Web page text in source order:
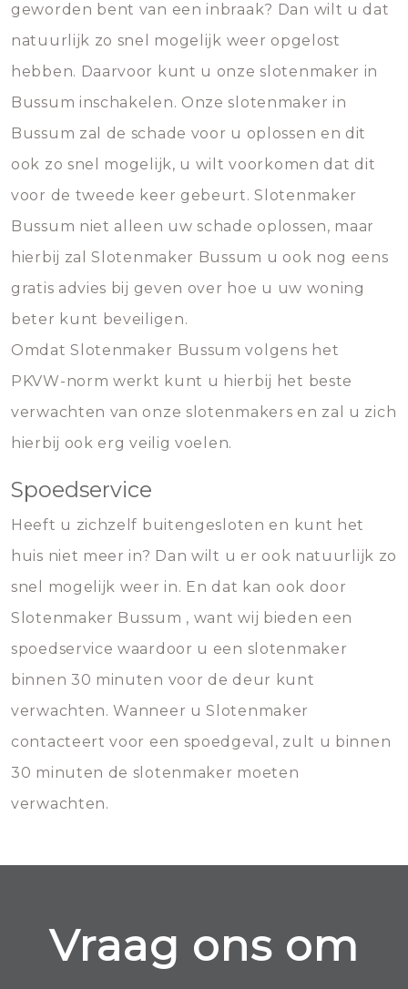
geworden bent van een inbraak? Dan wilt u dat
natuurlijk zo snel mogelijk weer opgelost
hebben. Daarvoor kunt u onze slotenmaker in
Bussum inschakelen. Onze slotenmaker in
Bussum zal de schade voor u oplossen en dit
ook zo snel mogelijk, u wilt voorkomen dat dit
voor de tweede keer gebeurt. Slotenmaker
Bussum niet alleen uw schade oplossen, maar
hierbij zal Slotenmaker Bussum u ook nog eens
gratis advies bij geven over hoe u uw woning
beter kunt beveiligen.
Omdat Slotenmaker Bussum volgens het
PKVW-norm werkt kunt u hierbij het beste
verwachten van onze slotenmakers en zal u zich
hierbij ook erg veilig voelen.
Spoedservice
Heeft u zichzelf buitengesloten en kunt het
huis niet meer in? Dan wilt u er ook natuurlijk zo
snel mogelijk weer in. En dat kan ook door
Slotenmaker Bussum , want wij bieden een
spoedservice waardoor u een slotenmaker
binnen 30 minuten voor de deur kunt
verwachten. Wanneer u Slotenmaker
contacteert voor een spoedgeval, zult u binnen
30 minuten de slotenmaker moeten
verwachten.
Vraag ons om